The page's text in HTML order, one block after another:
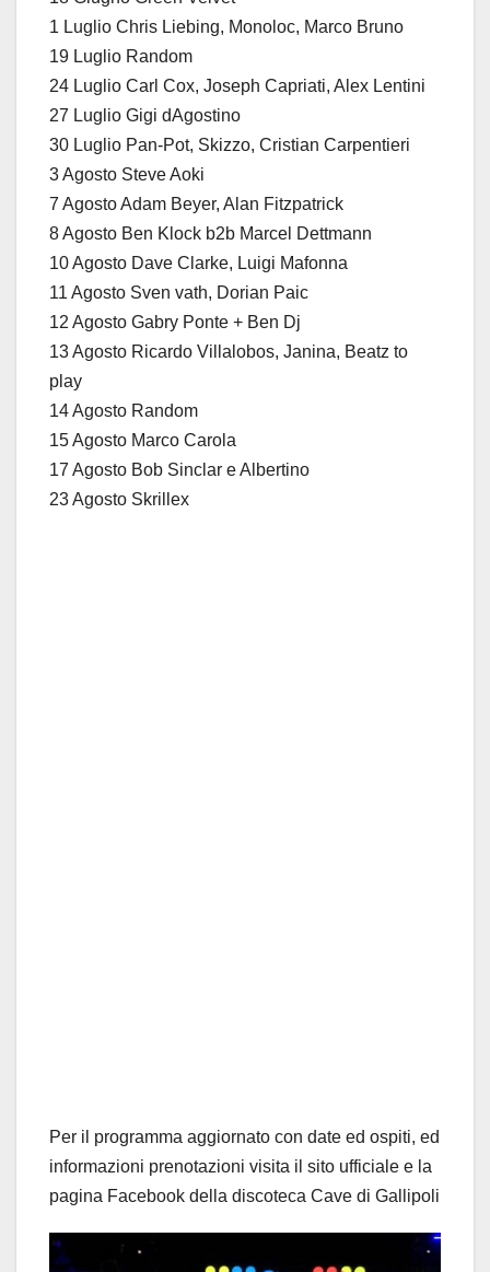
1 Luglio Chris Liebing, Monoloc, Marco Bruno
19 Luglio Random
24 Luglio Carl Cox, Joseph Capriati, Alex Lentini
27 Luglio Gigi dAgostino
30 Luglio Pan-Pot, Skizzo, Cristian Carpentieri
3 Agosto Steve Aoki
7 Agosto Adam Beyer, Alan Fitzpatrick
8 Agosto Ben Klock b2b Marcel Dettmann
10 Agosto Dave Clarke, Luigi Mafonna
11 Agosto Sven vath, Dorian Paic
12 Agosto Gabry Ponte + Ben Dj
13 Agosto Ricardo Villalobos, Janina, Beatz to
play
14 Agosto Random
15 Agosto Marco Carola
17 Agosto Bob Sinclar e Albertino
23 Agosto Skrillex
Per il programma aggiornato con date ed ospiti, ed
informazioni prenotazioni visita il sito ufficiale e la
pagina Facebook della discoteca Cave di Gallipoli